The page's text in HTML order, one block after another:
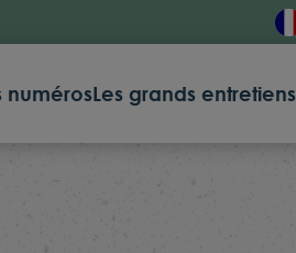
numérosLes grands entretiens